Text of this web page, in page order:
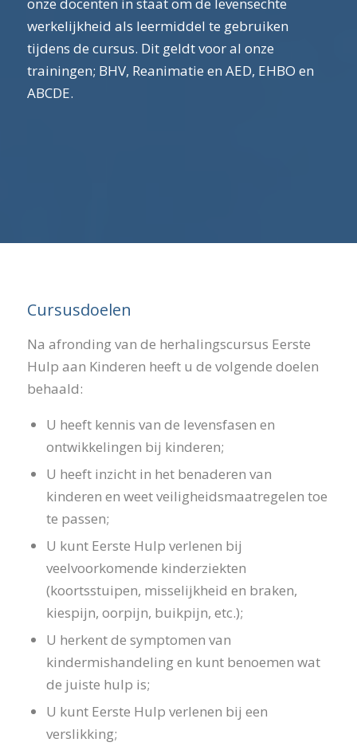
werkelijkheid als leermiddel te gebruiken
tijdens de cursus. Dit geldt voor al onze
trainingen; BHV, Reanimatie en AED, EHBO en
ABCDE.
Cursusdoelen
Na afronding van de herhalingscursus Eerste
Hulp aan Kinderen heeft u de volgende doelen
behaald:
U heeft kennis van de levensfasen en
ontwikkelingen bij kinderen;
U heeft inzicht in het benaderen van
kinderen en weet veiligheidsmaatregelen toe
te passen;
U kunt Eerste Hulp verlenen bij
veelvoorkomende kinderziekten
(koortsstuipen, misselijkheid en braken,
kiespijn, oorpijn, buikpijn, etc.);
U herkent de symptomen van
kindermishandeling en kunt benoemen wat
de juiste hulp is;
U kunt Eerste Hulp verlenen bij een
verslikking;